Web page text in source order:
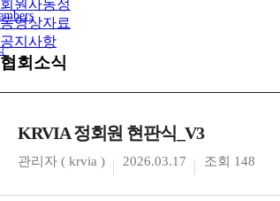
회원사동정
동영상자료
공지사항
협회소식
KRVIA 정회원 현판식_V3
관리자 ( krvia ) 2026.03.17 조회 148